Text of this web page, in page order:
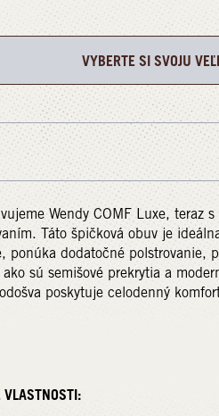
VYBERTE SI SVOJU
Wendy COMF Luxe, teraz s
Táto špičková obuv je
ponúka dodatočné polstrovanie,
sú semišové prekrytia a
poskytuje celodenný
VLASTNOSTI: